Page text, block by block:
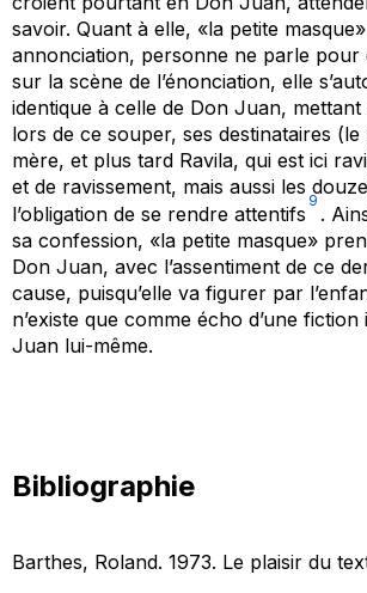
savoir. Quant à elle, «la petite
annonciation, personne ne parle pour
sur la scène de l’énonciation, elle
identique à celle de Don Juan,
lors de ce souper, ses destinataires
mère, et plus tard Ravila, qui est ici
et de ravissement, mais aussi les
l’obligation de se rendre attentifs
9
.
sa confession, «la petite masque»
Don Juan, avec l’assentiment de ce
cause, puisqu’elle va figurer par
n’existe que comme écho d’une
Juan lui-même.
Bibliographie
Barthes, Roland. 1973. Le plaisir du